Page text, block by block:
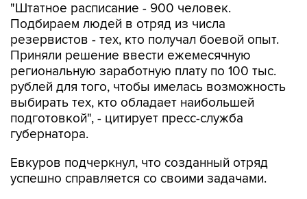
"Штатное расписание - 900 человек.
Подбираем людей в отряд из числа
резервистов - тех, кто получал боевой опыт.
Приняли решение ввести ежемесячную
региональную заработную плату по 100 тыс.
рублей для того, чтобы имелась возможность
выбирать тех, кто обладает наибольшей
подготовкой", - цитирует пресс-служба
губернатора.
Евкуров подчеркнул, что созданный отряд
успешно справляется со своими задачами.